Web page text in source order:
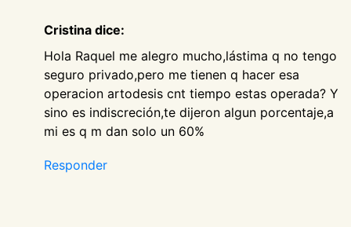
Cristina dice:
Hola Raquel me alegro mucho,lástima q no tengo
seguro privado,pero me tienen q hacer esa
operacion artodesis cnt tiempo estas operada? Y
sino es indiscreción,te dijeron algun porcentaje,a
mi es q m dan solo un 60%
Responder